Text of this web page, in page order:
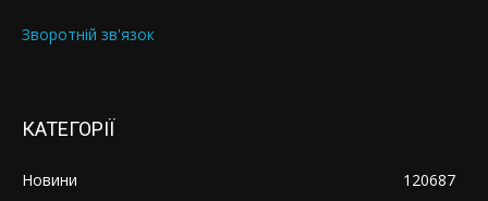
Зворотній зв'язок
КАТЕГОРІЇ
Новини
120687